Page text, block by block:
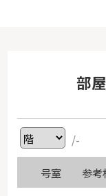
部
/-
号室 参考